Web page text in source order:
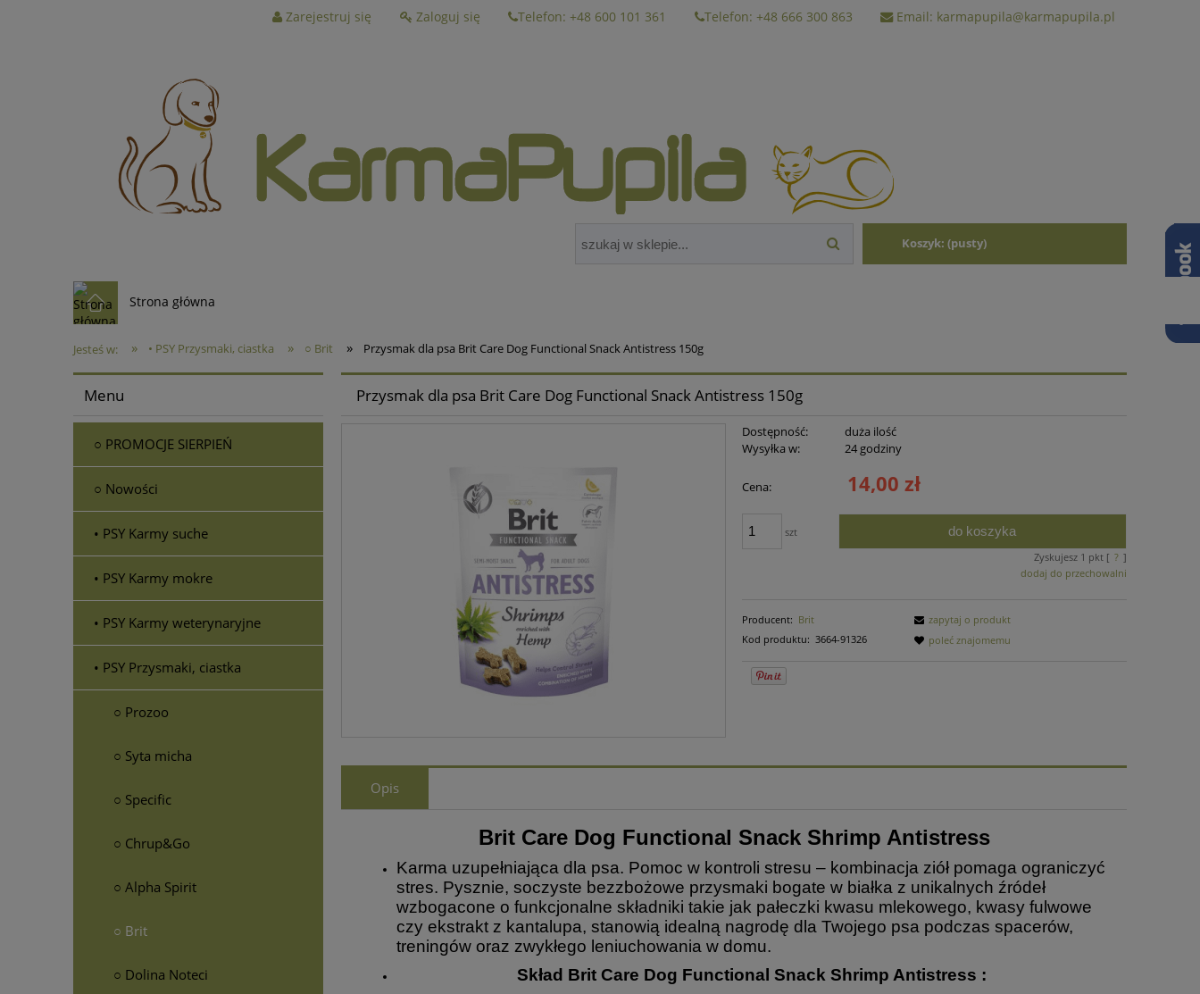
Zarejestruj się Zaloguj się Telefon: +48 600 101 361 Telefon: +48 666 300 863 Email: karmapupila@karmapupila.pl
Koszyk: (pusty)
Strona główna
Jesteś w: » • PSY Przysmaki, ciastka » ○ Brit » Przysmak dla psa Brit Care Dog Functional Snack Antistress 150g
Menu
○ PROMOCJE SIERPIEŃ
○ Nowości
• PSY Karmy suche
• PSY Karmy mokre
• PSY Karmy weterynaryjne
• PSY Przysmaki, ciastka
○ Prozoo
○ Syta micha
○ Specific
○ Chrup&Go
○ Alpha Spirit
○ Brit
○ Dolina Noteci
Przysmak dla psa Brit Care Dog Functional Snack Antistress 150g
Dostępność:
duża ilość
Wysyłka w:
24 godziny
Cena: 14,00 zł
szt do koszyka
Zyskujesz 1 pkt [ ? ]
dodaj do przechowalni
Producent: Brit
Kod produktu: 3664-91326
zapytaj o produkt
poleć znajomemu
Opis
Brit Care Dog Functional Snack Shrimp Antistress
Karma uzupełniająca dla psa. Pomoc w kontroli stresu – kombinacja ziół pomaga ograniczyć
stres. Pysznie, soczyste bezzbożowe przysmaki bogate w białka z unikalnych źródeł
wzbogacone o funkcjonalne składniki takie jak pałeczki kwasu mlekowego, kwasy fulwowe
czy ekstrakt z kantalupa, stanowią idealną nagrodę dla Twojego psa podczas spacerów,
treningów oraz zwykłego leniuchowania w domu.
Skład Brit Care Dog Functional Snack Shrimp Antistress :